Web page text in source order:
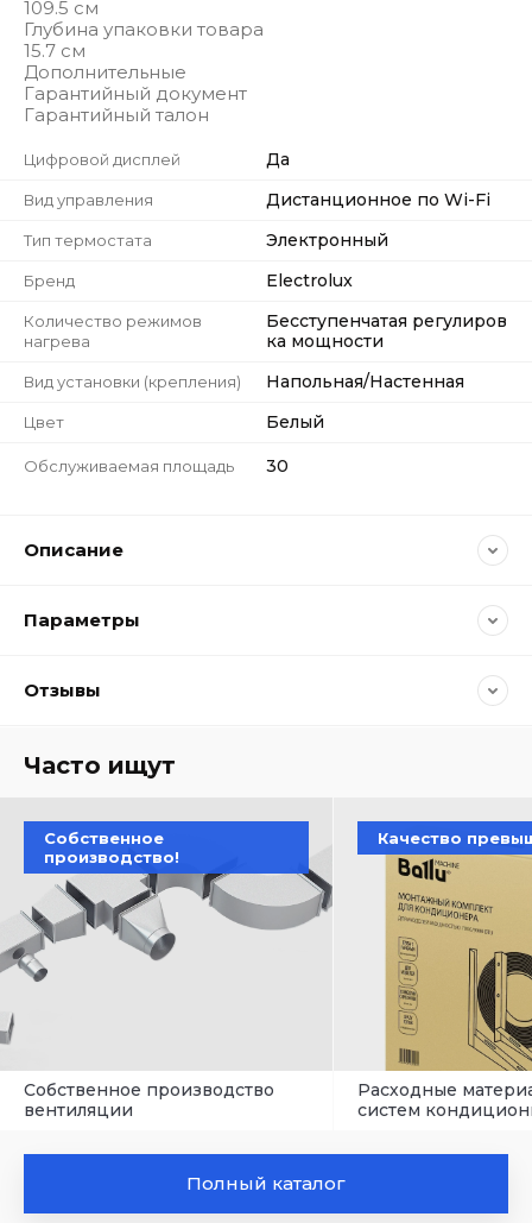
109.5 см
Глубина упаковки товара
15.7 см
Дополнительные
Гарантийный документ
Гарантийный талон
Цифровой дисплей Да
Вид управления Дистанционное по Wi-Fi
Тип термостата Электронный
Бренд Electrolux
Количество режимов
нагрева
Бесступенчатая регулиров
ка мощности
Вид установки (крепления) Напольная/Настенная
Цвет Белый
Обслуживаемая площадь 30
Описание
Параметры
Отзывы
Часто ищут
Собственное
производство!
Собственное производство
вентиляции
Качество
Расходные
систем
Полный каталог